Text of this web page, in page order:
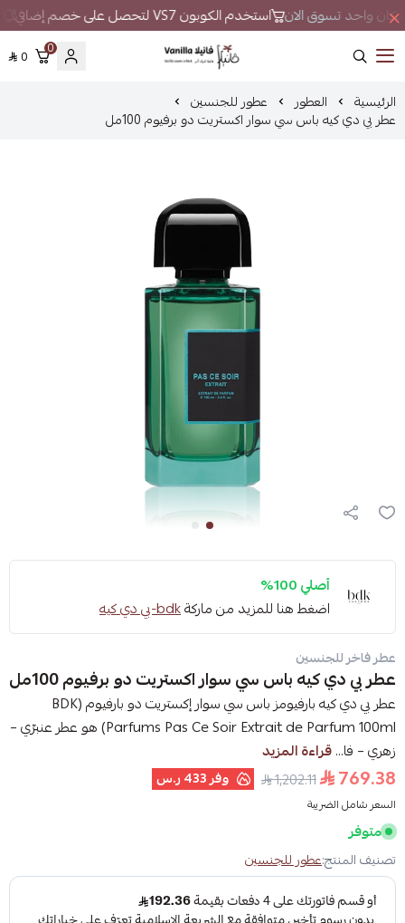
مكان واحد تسوق الان استخدم الكوبون VS7 لتحصل على خصم إضافي
فانيلا
0
0
الرئيسية العطور عطور للجنسين
عطر بي دي كيه باس سي سوار اكستريت دو برفيوم 100مل
أصلي 100%
اضغط هنا للمزيد من ماركةbdk-بي دي كيه
عطر فاخر للجنسين
عطر بي دي كيه باس سي سوار اكستريت دو برفيوم 100مل
عطر بي دي كيه بارفيومز باس سي سوار إكستريت دو بارفيوم (BDK
Parfums Pas Ce Soir Extrait de Parfum 100ml) هو عطر عنبرّي –
زهري – فا...قراءة المزيد
769.38
1,202.11 وفر433 ر.س
السعر شامل الضريبة
متوفر
تصنيف المنتج:عطور للجنسين